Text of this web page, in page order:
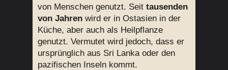
von Menschen genutzt. Seit tausenden
von Jahren wird er in Ostasien in der
Küche, aber auch als Heilpflanze
genutzt. Vermutet wird jedoch, dass er
ursprünglich aus Sri Lanka oder den
pazifischen Inseln kommt.